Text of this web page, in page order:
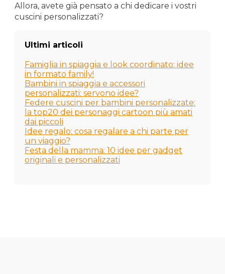
Allora, avete già pensato a chi dedicare i vostri
cuscini personalizzati?
Ultimi articoli
Famiglia in spiaggia e look coordinato: idee
in formato family!
Bambini in spiaggia e accessori
personalizzati: servono idee?
Federe cuscini per bambini personalizzate:
la top20 dei personaggi cartoon più amati
dai piccoli
Idee regalo: cosa regalare a chi parte per
un viaggio?
Festa della mamma: 10 idee per gadget
originali e personalizzati